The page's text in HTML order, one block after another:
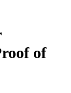
of